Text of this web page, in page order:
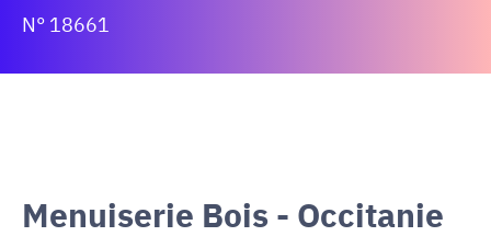
N° 18661
Menuiserie Bois - Occitanie